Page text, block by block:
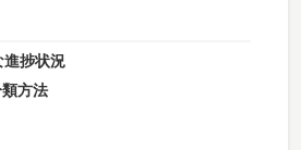
捗状況
方法